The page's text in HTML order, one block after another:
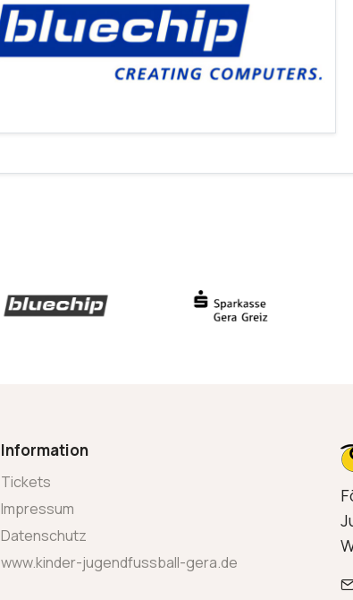
Information
Tickets
Impressum
Datenschutz
www.kinder-jugendfussball-gera.de